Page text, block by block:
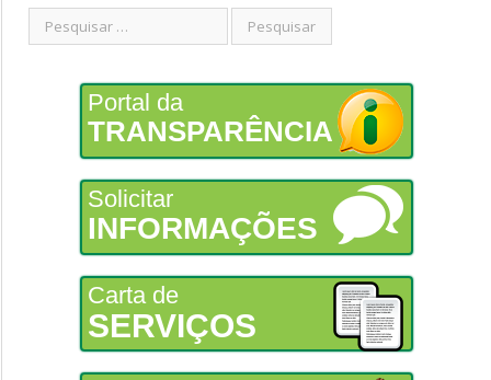
Portal da
TRANSPARÊNCIA
Solicitar
INFORMAÇÕES
Carta de
SERVIÇOS